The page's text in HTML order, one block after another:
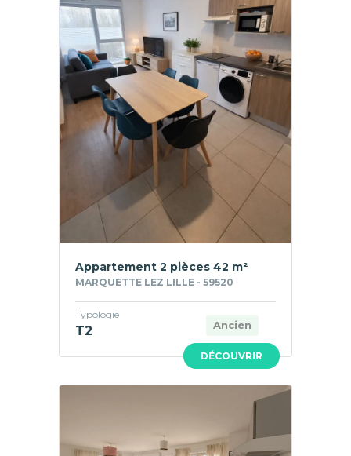
DÉCOUVRIR
Appartement 2 pièces 42 m²
MARQUETTE LEZ LILLE - 59520
Ancien
Typologie
T2